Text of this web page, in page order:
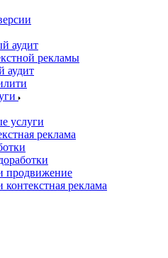
аудит
рекламы
аудит
услуги
реклама
продвижение
контекстная реклама